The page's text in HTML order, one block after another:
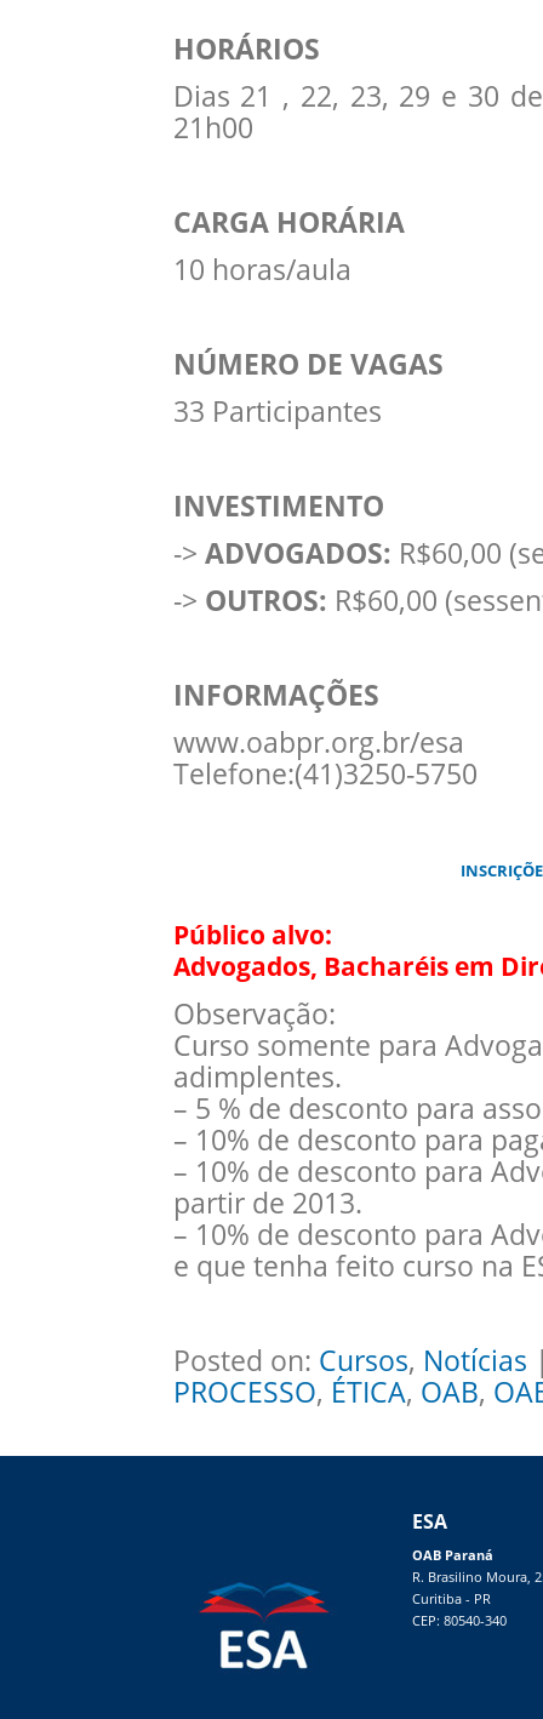
HORÁRIOS
Dias 21 , 22, 23, 29 e 30
21h00
CARGA HORÁRIA
10 horas/aula
NÚMERO DE VAGAS
33 Participantes
INVESTIMENTO
-> ADVOGADOS: R$60,00
-> OUTROS: R$60,00
INFORMAÇÕES
www.oabpr.org.br/esa
Telefone:(41)3250-5750
Público alvo:
Advogados, Bacharéis em
Observação:
Curso somente para
adimplentes.
– 5 % de desconto para
– 10% de desconto para
– 10% de desconto para
partir de 2013.
– 10% de desconto para
e que tenha feito curso na
Posted on: Cursos, Notícias
PROCESSO, ÉTICA, OAB,
ESA
OAB Paraná
R. Brasilino Moura,
Curitiba - PR
CEP: 80540-340